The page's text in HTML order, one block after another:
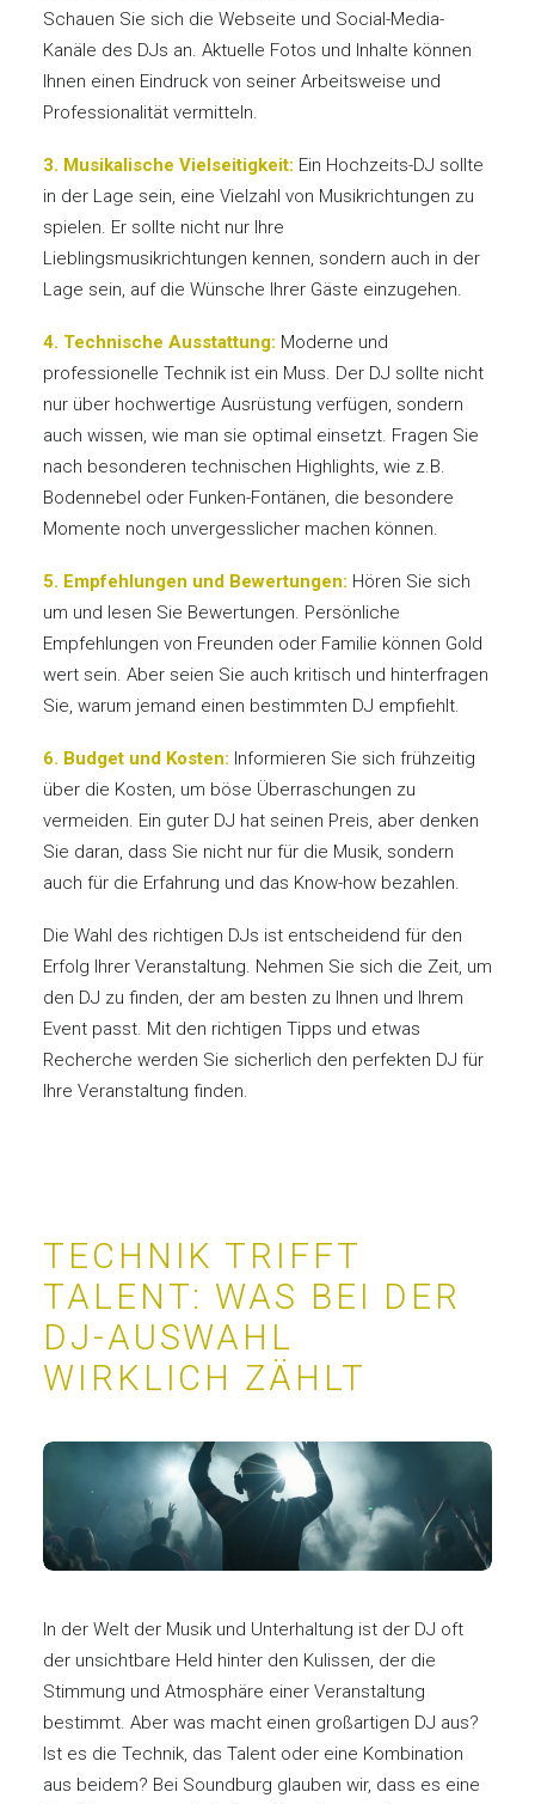
Schauen Sie sich die Webseite und Social-Media-
Kanäle des DJs an. Aktuelle Fotos und Inhalte können
Ihnen einen Eindruck von seiner Arbeitsweise und
Professionalität vermitteln.
3. Musikalische Vielseitigkeit: Ein Hochzeits-DJ sollte
in der Lage sein, eine Vielzahl von Musikrichtungen zu
spielen. Er sollte nicht nur Ihre
Lieblingsmusikrichtungen kennen, sondern auch in der
Lage sein, auf die Wünsche Ihrer Gäste einzugehen.
4. Technische Ausstattung: Moderne und
professionelle Technik ist ein Muss. Der DJ sollte nicht
nur über hochwertige Ausrüstung verfügen, sondern
auch wissen, wie man sie optimal einsetzt. Fragen Sie
nach besonderen technischen Highlights, wie z.B.
Bodennebel oder Funken-Fontänen, die besondere
Momente noch unvergesslicher machen können.
5. Empfehlungen und Bewertungen: Hören Sie sich
um und lesen Sie Bewertungen. Persönliche
Empfehlungen von Freunden oder Familie können Gold
wert sein. Aber seien Sie auch kritisch und hinterfragen
Sie, warum jemand einen bestimmten DJ empfiehlt.
6. Budget und Kosten: Informieren Sie sich frühzeitig
über die Kosten, um böse Überraschungen zu
vermeiden. Ein guter DJ hat seinen Preis, aber denken
Sie daran, dass Sie nicht nur für die Musik, sondern
auch für die Erfahrung und das Know-how bezahlen.
Die Wahl des richtigen DJs ist entscheidend für den
Erfolg Ihrer Veranstaltung. Nehmen Sie sich die Zeit, um
den DJ zu finden, der am besten zu Ihnen und Ihrem
Event passt. Mit den richtigen Tipps und etwas
Recherche werden Sie sicherlich den perfekten DJ für
Ihre Veranstaltung finden.
TECHNIK TRIFFT
TALENT: WAS BEI DER
DJ-AUSWAHL
WIRKLICH ZÄHLT
In der Welt der Musik und Unterhaltung ist der DJ oft
der unsichtbare Held hinter den Kulissen, der die
Stimmung und Atmosphäre einer Veranstaltung
bestimmt. Aber was macht einen großartigen DJ aus?
Ist es die Technik, das Talent oder eine Kombination
aus beidem? Bei Soundburg glauben wir, dass es eine